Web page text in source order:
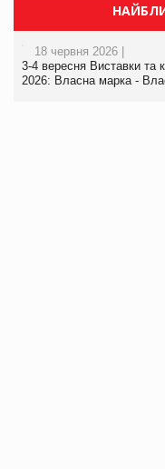
18 червня 2026 |
3-4 вересня Виставки та
2026: Власна марка -